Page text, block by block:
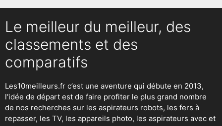
Le meilleur du meilleur, des
classements et des
comparatifs
Les10meilleurs.fr c’est une aventure qui débute en 2013,
l'idée de départ est de faire profiter le plus grand nombre
de nos recherches sur les aspirateurs robots, les fers à
repasser, les TV, les appareils photo, les aspirateurs avec et